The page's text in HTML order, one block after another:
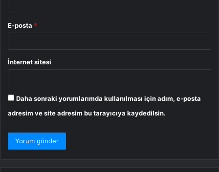
E-posta *
İnternet sitesi
Daha sonraki yorumlarımda kullanılması için adım, e-posta
adresim ve site adresim bu tarayıcıya kaydedilsin.